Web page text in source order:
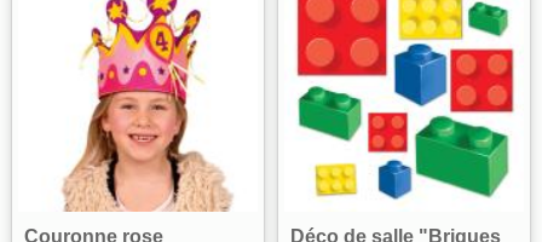
Couronne rose
Déco de salle "Briques